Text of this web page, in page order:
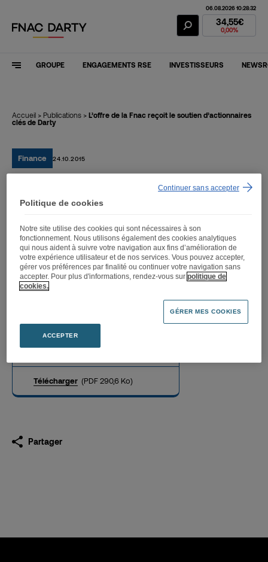
Action Fnac
06.08.2026 10:28:32
34,55€
0,00%
GROUPE ENGAGEMENTS RSE INVESTISSEURS
Accueil > Publications > L’offre de la Fnac reçoit le soutien d’actionnaires
clés de Darty
Finance 24.10.2015
L’offre de la Fnac reçoit le
soutien d’actionnaires clés
de Darty
24.10.2015
Télécharger (PDF 290,6 Ko)
Partager
Politique de cookies
Notre site utilise des cookies qui sont nécessaires à son
fonctionnement. Nous utilisons également des cookies analytiques
qui nous aident à suivre votre navigation aux fins d’amélioration de
votre expérience utilisateur et de nos services. Vous pouvez accepter,
gérer vos préférences par finalité ou continuer votre navigation sans
accepter. Pour plus d'informations, rendez-vous surpolitique de
cookies.
GÉRER MES COOKIES
ACCEPTER
Continuer sans accepter